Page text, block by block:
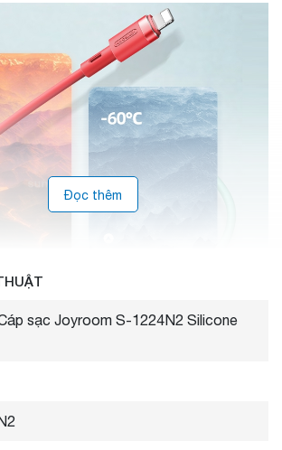
Đọc thêm
gấp 6 lần tuổi thọ của dây thông thường.
sạc Joyroom S-1224N2 Silicone